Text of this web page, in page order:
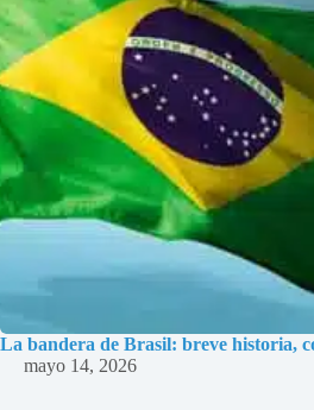
La bandera de Brasil: breve historia,
mayo 14, 2026